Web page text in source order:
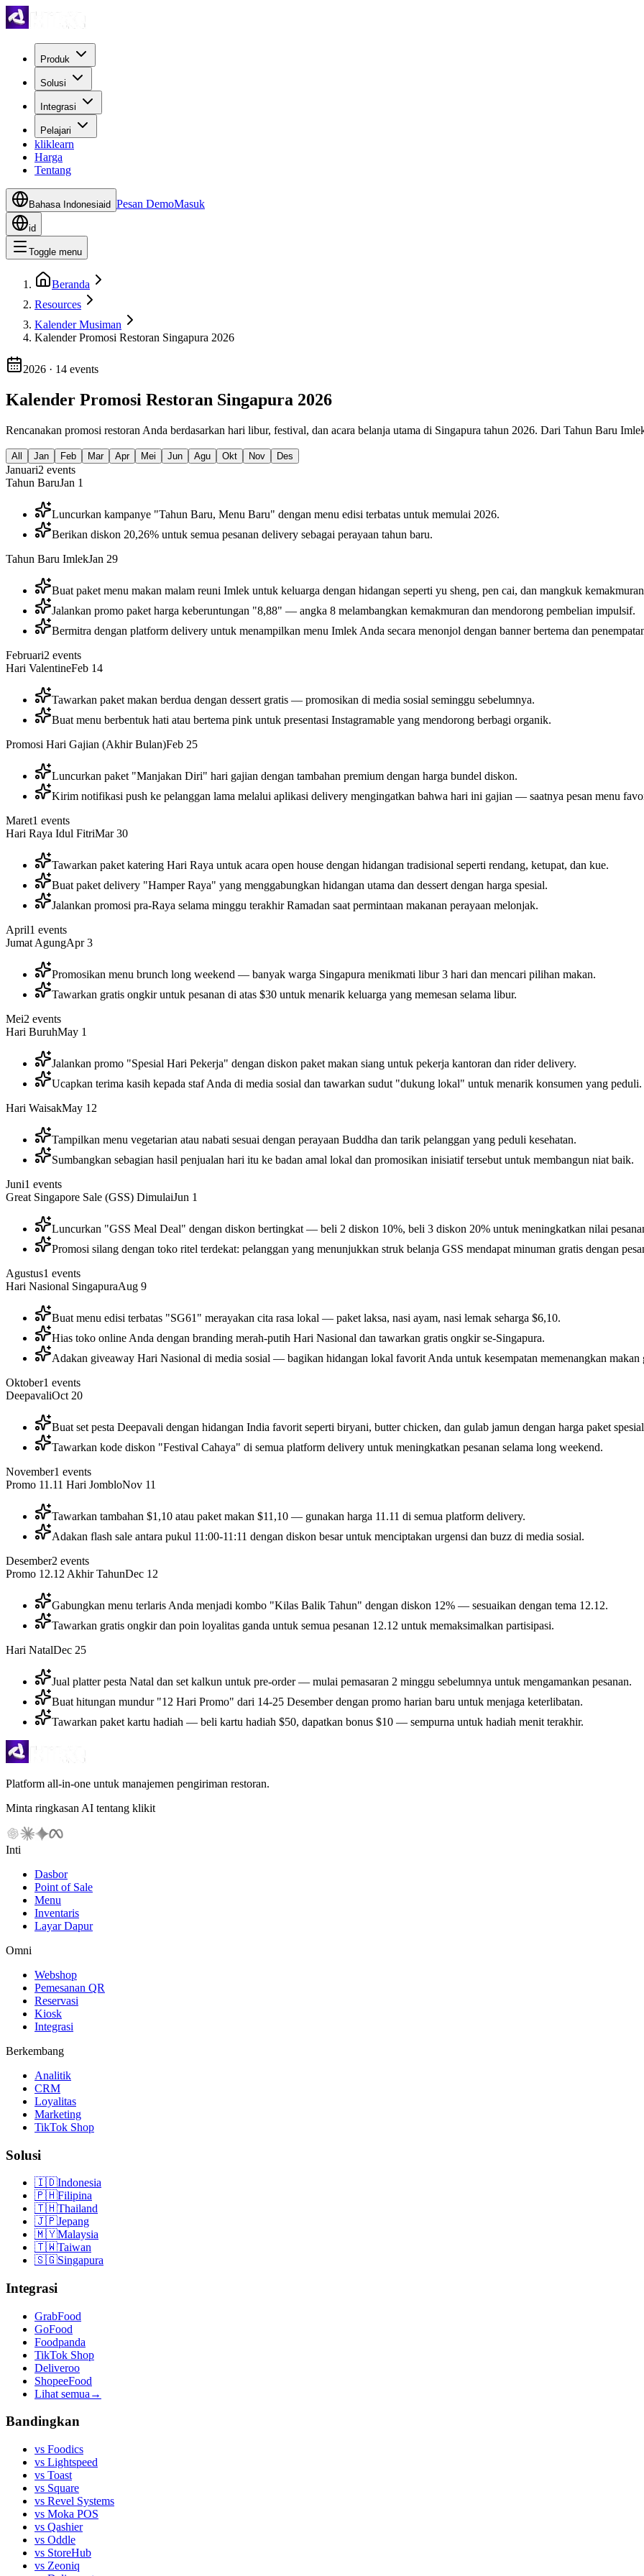
Produk
Solusi
Integrasi
Pelajari
kliklearn
Harga
Tentang
Bahasa Indonesiaid Pesan DemoMasuk
id
Toggle menu
Beranda
Resources
Kalender Musiman
Kalender Promosi Restoran Singapura 2026
2026 · 14 events
Kalender Promosi Restoran Singapura 2026
Rencanakan promosi restoran Anda berdasarkan hari libur, festival, dan acara belanja utama di Singapura tahun 2026. Dari Tahun Baru
All Jan Feb Mar Apr Mei Jun Agu Okt Nov Des
Januari2 events
Tahun BaruJan 1
Luncurkan kampanye "Tahun Baru, Menu Baru" dengan menu edisi terbatas untuk memulai 2026.
Berikan diskon 20,26% untuk semua pesanan delivery sebagai perayaan tahun baru.
Tahun Baru ImlekJan 29
Buat paket menu makan malam reuni Imlek untuk keluarga dengan hidangan seperti yu sheng, pen cai, dan mangkuk
Jalankan promo paket harga keberuntungan "8,88" — angka 8 melambangkan kemakmuran dan mendorong pembelian impulsif.
Bermitra dengan platform delivery untuk menampilkan menu Imlek Anda secara menonjol dengan banner bertema dan
Februari2 events
Hari ValentineFeb 14
Tawarkan paket makan berdua dengan dessert gratis — promosikan di media sosial seminggu sebelumnya.
Buat menu berbentuk hati atau bertema pink untuk presentasi Instagramable yang mendorong berbagi organik.
Promosi Hari Gajian (Akhir Bulan)Feb 25
Luncurkan paket "Manjakan Diri" hari gajian dengan tambahan premium dengan harga bundel diskon.
Kirim notifikasi push ke pelanggan lama melalui aplikasi delivery mengingatkan bahwa hari ini gajian — saatnya pesan menu
Maret1 events
Hari Raya Idul FitriMar 30
Tawarkan paket katering Hari Raya untuk acara open house dengan hidangan tradisional seperti rendang, ketupat, dan kue.
Buat paket delivery "Hamper Raya" yang menggabungkan hidangan utama dan dessert dengan harga spesial.
Jalankan promosi pra-Raya selama minggu terakhir Ramadan saat permintaan makanan perayaan melonjak.
April1 events
Jumat AgungApr 3
Promosikan menu brunch long weekend — banyak warga Singapura menikmati libur 3 hari dan mencari pilihan makan.
Tawarkan gratis ongkir untuk pesanan di atas $30 untuk menarik keluarga yang memesan selama libur.
Mei2 events
Hari BuruhMay 1
Jalankan promo "Spesial Hari Pekerja" dengan diskon paket makan siang untuk pekerja kantoran dan rider delivery.
Ucapkan terima kasih kepada staf Anda di media sosial dan tawarkan sudut "dukung lokal" untuk menarik konsumen yang peduli.
Hari WaisakMay 12
Tampilkan menu vegetarian atau nabati sesuai dengan perayaan Buddha dan tarik pelanggan yang peduli kesehatan.
Sumbangkan sebagian hasil penjualan hari itu ke badan amal lokal dan promosikan inisiatif tersebut untuk membangun niat baik.
Juni1 events
Great Singapore Sale (GSS) DimulaiJun 1
Luncurkan "GSS Meal Deal" dengan diskon bertingkat — beli 2 diskon 10%, beli 3 diskon 20% untuk meningkatkan nilai
Promosi silang dengan toko ritel terdekat: pelanggan yang menunjukkan struk belanja GSS mendapat minuman gratis dengan
Agustus1 events
Hari Nasional SingapuraAug 9
Buat menu edisi terbatas "SG61" merayakan cita rasa lokal — paket laksa, nasi ayam, nasi lemak seharga $6,10.
Hias toko online Anda dengan branding merah-putih Hari Nasional dan tawarkan gratis ongkir se-Singapura.
Adakan giveaway Hari Nasional di media sosial — bagikan hidangan lokal favorit Anda untuk kesempatan memenangkan makan
Oktober1 events
DeepavaliOct 20
Buat set pesta Deepavali dengan hidangan India favorit seperti biryani, butter chicken, dan gulab jamun dengan harga paket
Tawarkan kode diskon "Festival Cahaya" di semua platform delivery untuk meningkatkan pesanan selama long weekend.
November1 events
Promo 11.11 Hari JombloNov 11
Tawarkan tambahan $1,10 atau paket makan $11,10 — gunakan harga 11.11 di semua platform delivery.
Adakan flash sale antara pukul 11:00-11:11 dengan diskon besar untuk menciptakan urgensi dan buzz di media sosial.
Desember2 events
Promo 12.12 Akhir TahunDec 12
Gabungkan menu terlaris Anda menjadi kombo "Kilas Balik Tahun" dengan diskon 12% — sesuaikan dengan tema 12.12.
Tawarkan gratis ongkir dan poin loyalitas ganda untuk semua pesanan 12.12 untuk memaksimalkan partisipasi.
Hari NatalDec 25
Jual platter pesta Natal dan set kalkun untuk pre-order — mulai pemasaran 2 minggu sebelumnya untuk mengamankan pesanan.
Buat hitungan mundur "12 Hari Promo" dari 14-25 Desember dengan promo harian baru untuk menjaga keterlibatan.
Tawarkan paket kartu hadiah — beli kartu hadiah $50, dapatkan bonus $10 — sempurna untuk hadiah menit terakhir.
Platform all-in-one untuk manajemen pengiriman restoran.
Minta ringkasan AI tentang klikit
Inti
Dasbor
Point of Sale
Menu
Inventaris
Layar Dapur
Omni
Webshop
Pemesanan QR
Reservasi
Kiosk
Integrasi
Berkembang
Analitik
CRM
Loyalitas
Marketing
TikTok Shop
Solusi
🇮🇩Indonesia
🇵🇭Filipina
🇹🇭Thailand
🇯🇵Jepang
🇲🇾Malaysia
🇹🇼Taiwan
🇸🇬Singapura
Integrasi
GrabFood
GoFood
Foodpanda
TikTok Shop
Deliveroo
ShopeeFood
Lihat semua →
Bandingkan
vs Foodics
vs Lightspeed
vs Toast
vs Square
vs Revel Systems
vs Moka POS
vs Qashier
vs Oddle
vs StoreHub
vs Zeoniq